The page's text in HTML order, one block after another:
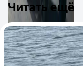
Читать ещё